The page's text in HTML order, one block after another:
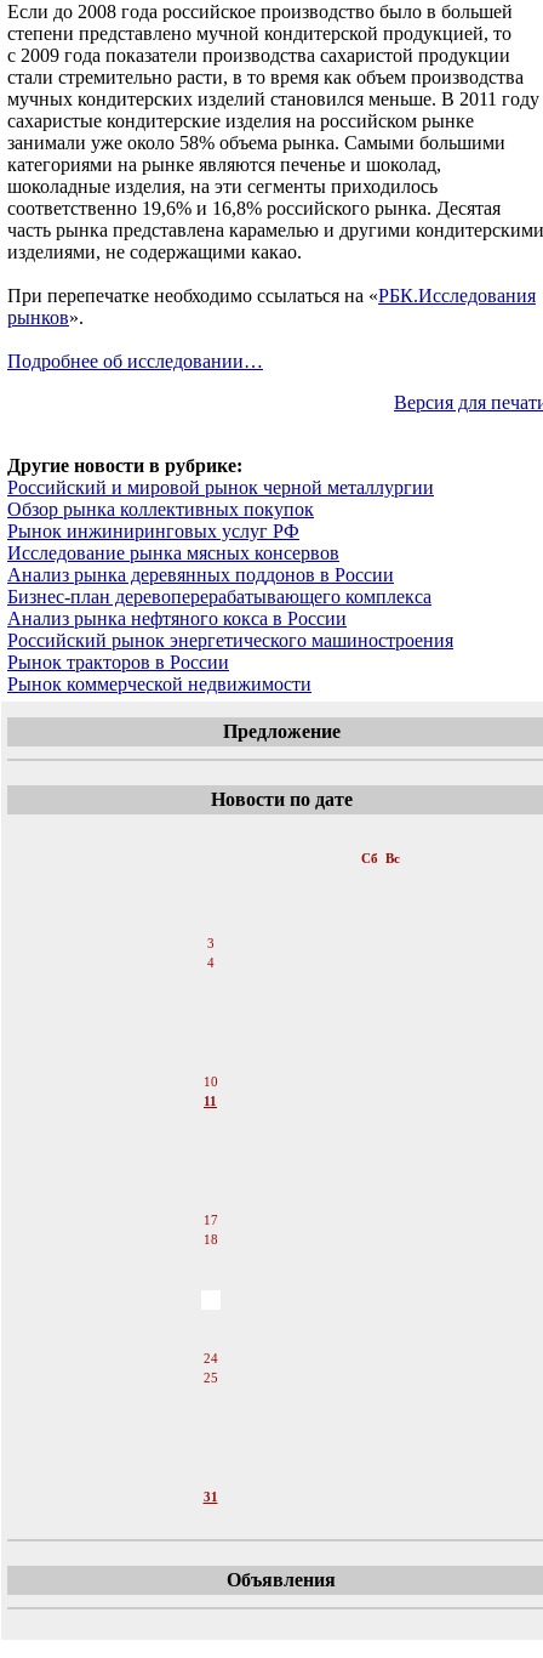
Если до 2008 года российское производство было в большей
степени представлено мучной кондитерской продукцией, то
с 2009 года показатели производства сахаристой продукции
стали стремительно расти, в то время как объем производства
мучных кондитерских изделий становился меньше. В 2011 году
сахаристые кондитерские изделия на российском рынке
занимали уже около 58% объема рынка. Самыми большими
категориями на рынке являются печенье и шоколад,
шоколадные изделия, на эти сегменты приходилось
соответственно 19,6% и 16,8% российского рынка. Десятая
часть рынка представлена карамелью и другими кондитерскими
изделиями, не содержащими какао.
При перепечатке необходимо ссылаться на «РБК.Исследования
рынков».
Подробнее об исследовании…
Версия для
Другие новости в рубрике:
Российский и мировой рынок черной металлургии
Обзор рынка коллективных покупок
Рынок инжиниринговых услуг РФ
Исследование рынка мясных консервов
Анализ рынка деревянных поддонов в России
Бизнес-план деревоперерабатывающего комплекса
Анализ рынка нефтяного кокса в России
Российский рынок энергетического машиностроения
Рынок тракторов в России
Рынок коммерческой недвижимости
Предложение
Новости по дате
Сб Вс
3
4
10
11
17
18
24
25
31
Объявления